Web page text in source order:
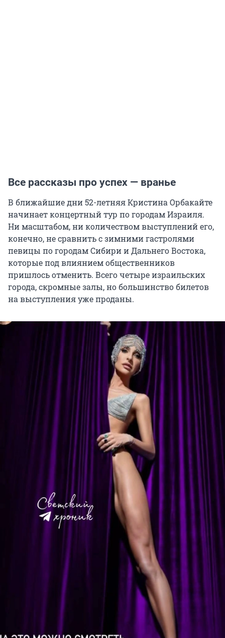
Все рассказы про успех — вранье
В ближайшие дни 52-летняя Кристина Орбакайте
начинает концертный тур по городам Израиля.
Ни масштабом, ни количеством выступлений его,
конечно, не сравнить с зимними гастролями
певицы по городам Сибири и Дальнего Востока,
которые под влиянием общественников
пришлось отменить. Всего четыре израильских
города, скромные залы, но большинство билетов
на выступления уже проданы.